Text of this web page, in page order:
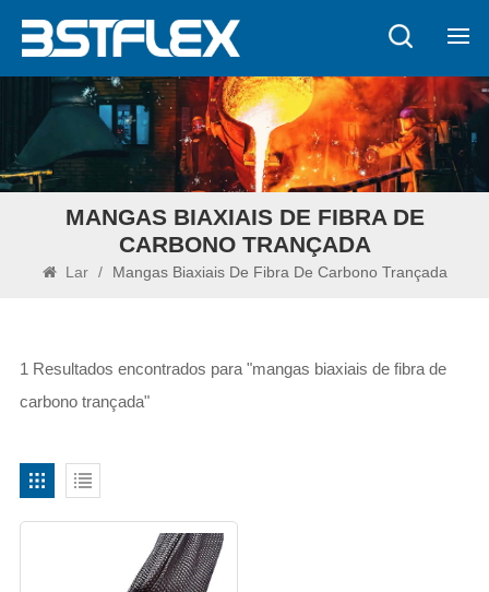
MANGAS BIAXIAIS DE FIBRA DE
CARBONO TRANÇADA
Lar / Mangas Biaxiais De Fibra De Carbono Trançada
1 Resultados encontrados para "mangas biaxiais de fibra de
carbono trançada"